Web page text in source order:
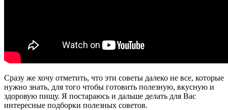
Сразу же хочу отметить, что эти советы далеко не все, которые
нужно знать, для того чтобы готовить полезную, вкусную и
здоровую пищу. Я постараюсь и дальше делать для Вас
интересные подборки полезных советов.